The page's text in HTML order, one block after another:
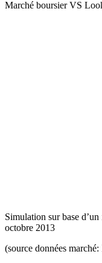
Marché boursier VS
Simulation sur base
octobre 2013
(source données